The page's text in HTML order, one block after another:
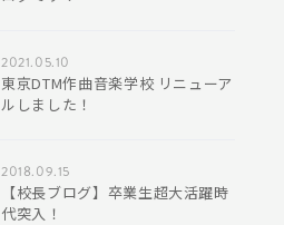
2021.05.10
東京DTM作曲音楽学校 リニューア
ルしました！
2018.09.15
【校長ブログ】卒業生超大活躍時
代突入！